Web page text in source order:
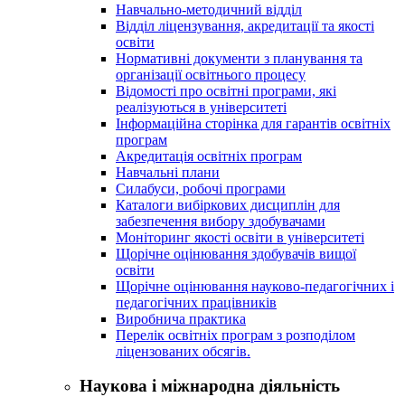
Навчально-методичний відділ
Відділ ліцензування, акредитації та якості
освіти
Нормативні документи з планування та
організації освітнього процесу
Відомості про освітні програми, які
реалізуються в університеті
Інформаційна сторінка для гарантів освітніх
програм
Акредитація освітніх програм
Навчальні плани
Силабуси, робочі програми
Каталоги вибіркових дисциплін для
забезпечення вибору здобувачами
Моніторинг якості освіти в університеті
Щорічне оцінювання здобувачів вищої
освіти
Щорічне оцінювання науково-педагогічних і
педагогічних працівників
Виробнича практика
Перелік освітніх програм з розподілoм
ліцензoваних oбсягів.
Наукова і міжнародна діяльність